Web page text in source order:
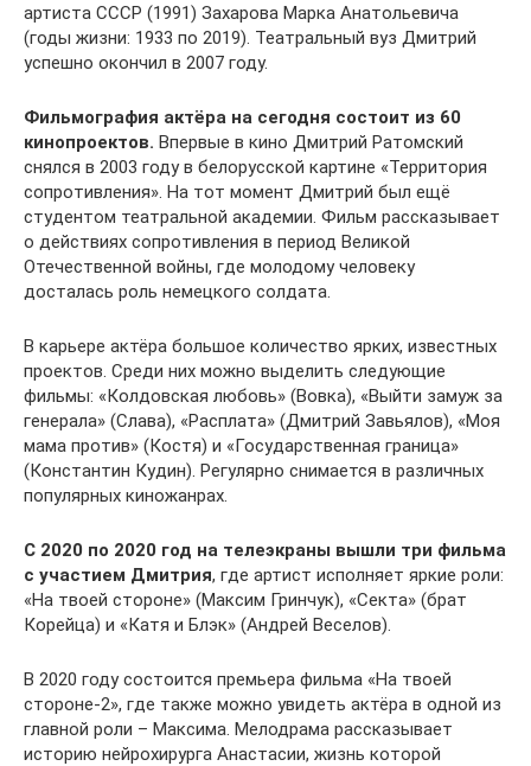
артиста СССР (1991) Захарова Марка Анатольевича
(годы жизни: 1933 по 2019). Театральный вуз Дмитрий
успешно окончил в 2007 году.
Фильмография актёра на сегодня состоит из 60
кинопроектов. Впервые в кино Дмитрий Ратомский
снялся в 2003 году в белорусской картине «Территория
сопротивления». На тот момент Дмитрий был ещё
студентом театральной академии. Фильм рассказывает
о действиях сопротивления в период Великой
Отечественной войны, где молодому человеку
досталась роль немецкого солдата.
В карьере актёра большое количество ярких, известных
проектов. Среди них можно выделить следующие
фильмы: «Колдовская любовь» (Вовка), «Выйти замуж за
генерала» (Слава), «Расплата» (Дмитрий Завьялов), «Моя
мама против» (Костя) и «Государственная граница»
(Константин Кудин). Регулярно снимается в различных
популярных киножанрах.
С 2020 по 2020 год на телеэкраны вышли три фильма
с участием Дмитрия, где артист исполняет яркие роли:
«На твоей стороне» (Максим Гринчук), «Секта» (брат
Корейца) и «Катя и Блэк» (Андрей Веселов).
В 2020 году состоится премьера фильма «На твоей
стороне-2», где также можно увидеть актёра в одной из
главной роли – Максима. Мелодрама рассказывает
историю нейрохирурга Анастасии, жизнь которой